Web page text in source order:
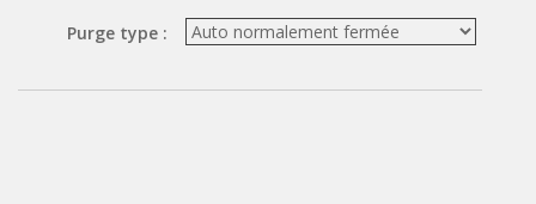
Couteaux pneumatiques
PINCES DE PRÉHENSION
Purge type :